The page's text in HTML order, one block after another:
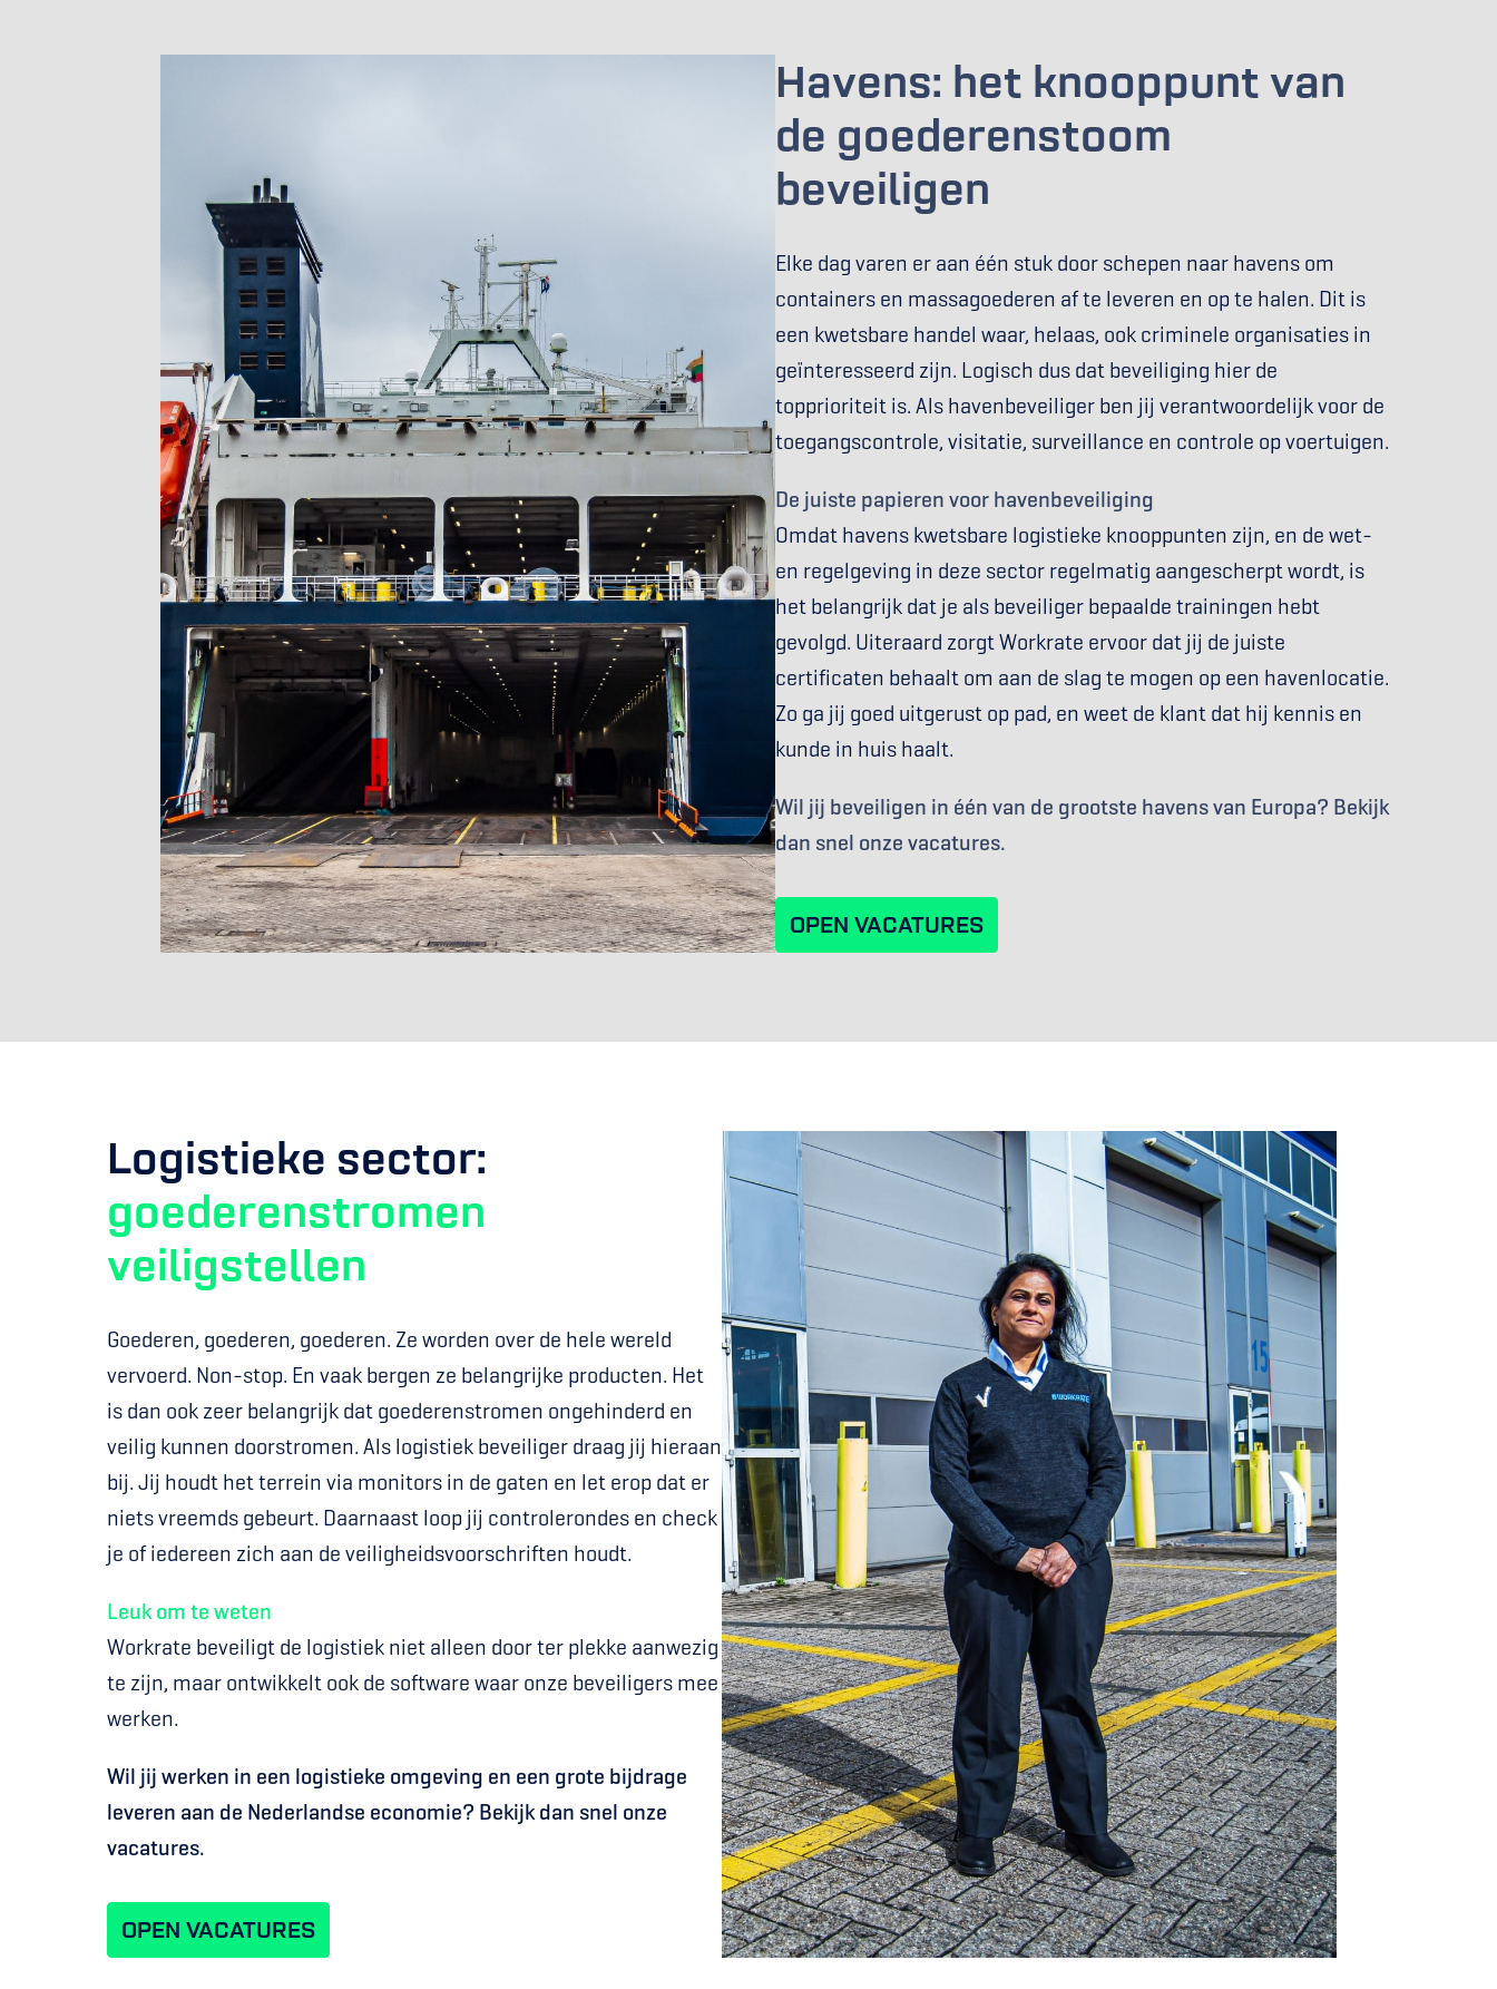
Havens: het knooppunt van
de goederenstoom
beveiligen
Elke dag varen er aan één stuk door schepen naar havens om
containers en massagoederen af te leveren en op te halen. Dit is
een kwetsbare handel waar, helaas, ook criminele organisaties in
geïnteresseerd zijn. Logisch dus dat beveiliging hier de
topprioriteit is. Als havenbeveiliger ben jij verantwoordelijk voor de
toegangscontrole, visitatie, surveillance en controle op voertuigen.
De juiste papieren voor havenbeveiliging
Omdat havens kwetsbare logistieke knooppunten zijn, en de wet-
en regelgeving in deze sector regelmatig aangescherpt wordt, is
het belangrijk dat je als beveiliger bepaalde trainingen hebt
gevolgd. Uiteraard zorgt Workrate ervoor dat jij de juiste
certificaten behaalt om aan de slag te mogen op een havenlocatie.
Zo ga jij goed uitgerust op pad, en weet de klant dat hij kennis en
kunde in huis haalt.
Wil jij beveiligen in één van de grootste havens van Europa? Bekijk
dan snel onze vacatures.
OPEN VACATURES
Logistieke sector:
goederenstromen
veiligstellen
Goederen, goederen, goederen. Ze worden over de hele wereld
vervoerd. Non-stop. En vaak bergen ze belangrijke producten. Het
is dan ook zeer belangrijk dat goederenstromen ongehinderd en
veilig kunnen doorstromen. Als logistiek beveiliger draag jij hieraan
bij. Jij houdt het terrein via monitors in de gaten en let erop dat er
niets vreemds gebeurt. Daarnaast loop jij controlerondes en check
je of iedereen zich aan de veiligheidsvoorschriften houdt.
Leuk om te weten
Workrate beveiligt de logistiek niet alleen door ter plekke aanwezig
te zijn, maar ontwikkelt ook de software waar onze beveiligers mee
werken.
Wil jij werken in een logistieke omgeving en een grote bijdrage
leveren aan de Nederlandse economie? Bekijk dan snel onze
vacatures.
OPEN VACATURES